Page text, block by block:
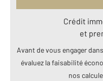
Crédit
et
Avant de vous engager
évaluez la faisabilité
nos